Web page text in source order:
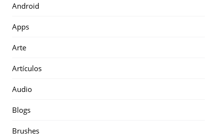
Android
Apps
Arte
Artículos
Audio
Blogs
Brushes